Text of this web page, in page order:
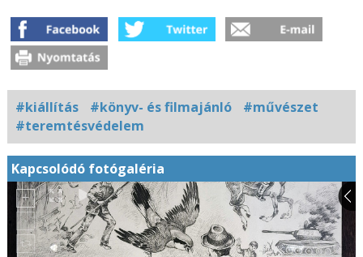
#kiállítás #könyv- és filmajánló
#művészet
#teremtésvédelem
Kapcsolódó fotógaléria